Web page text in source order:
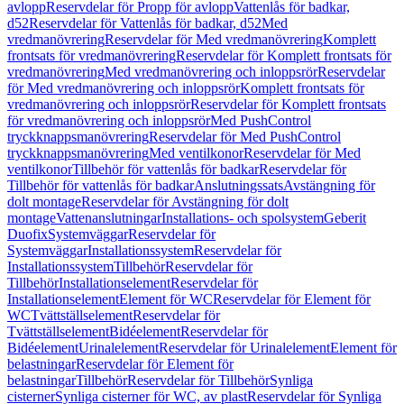
avloppReservdelar för Propp för avloppVattenlås för badkar,
d52Reservdelar för Vattenlås för badkar, d52Med
vredmanövreringReservdelar för Med vredmanövreringKomplett
frontsats för vredmanövreringReservdelar för Komplett frontsats för
vredmanövreringMed vredmanövrering och inloppsrörReservdelar
för Med vredmanövrering och inloppsrörKomplett frontsats för
vredmanövrering och inloppsrörReservdelar för Komplett frontsats
för vredmanövrering och inloppsrörMed PushControl
tryckknappsmanövreringReservdelar för Med PushControl
tryckknappsmanövreringMed ventilkonorReservdelar för Med
ventilkonorTillbehör för vattenlås för badkarReservdelar för
Tillbehör för vattenlås för badkarAnslutningssatsAvstängning för
dolt montageReservdelar för Avstängning för dolt
montageVattenanslutningarInstallations- och spolsystemGeberit
DuofixSystemväggarReservdelar för
SystemväggarInstallationssystemReservdelar för
InstallationssystemTillbehörReservdelar för
TillbehörInstallationselementReservdelar för
InstallationselementElement för WCReservdelar för Element för
WCTvättställselementReservdelar för
TvättställselementBidéelementReservdelar för
BidéelementUrinalelementReservdelar för UrinalelementElement för
belastningarReservdelar för Element för
belastningarTillbehörReservdelar för TillbehörSynliga
cisternerSynliga cisterner för WC, av plastReservdelar för Synliga